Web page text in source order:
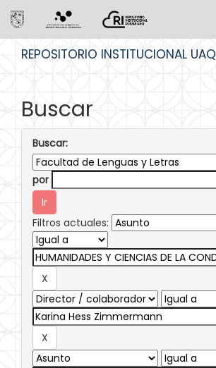
REPOSITORIO INSTITUCIONAL UAQ
Buscar
Buscar:
por
Filtros actuales: